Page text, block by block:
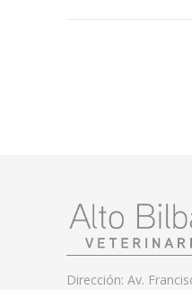
Dirección: Av.